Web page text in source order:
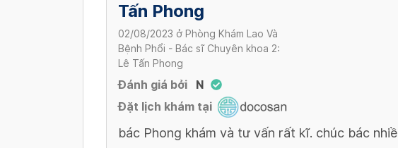
Tấn Phong
02/08/2023 ở Phòng Khám Lao Và
Bệnh Phổi - Bác sĩ Chuyên khoa 2:
Lê Tấn Phong
Đánh giá bởi
N
Đặt lịch khám tại
bác Phong khám và tư vấn rất kĩ. chúc bác